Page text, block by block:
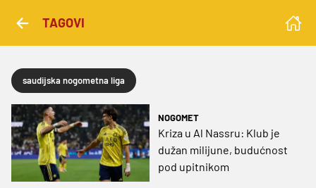
TAGOVI
saudijska nogometna liga
NOGOMET
Kriza u Al Nassru: Klub je
dužan milijune, budućnost
pod upitnikom